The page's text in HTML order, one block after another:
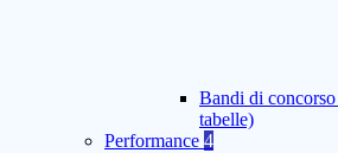
Bandi di
tabelle)
Performance 4